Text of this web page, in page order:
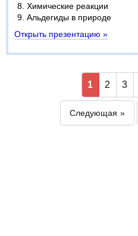
Химические реакции
Альдегиды в природе
Открыть презентацию »
1 2 3
Следующая